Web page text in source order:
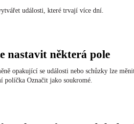
události, které trvají více dní.
nastavit některá pole
opakující se události nebo schůzky lze
políčka Označit jako soukromé.